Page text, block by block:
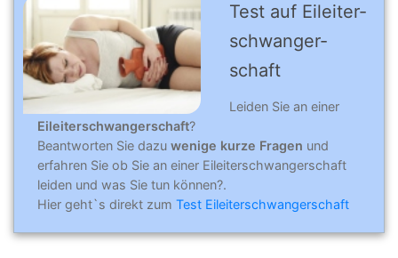
Test auf Eileiter­­
schwanger­
schaft
Leiden Sie an einer
Eileiterschwangerschaft?
Beantworten Sie dazu wenige kurze Fragen und
erfahren Sie ob Sie an einer Eileiterschwangerschaft
leiden und was Sie tun können?.
Hier geht`s direkt zum Test Eileiterschwangerschaft